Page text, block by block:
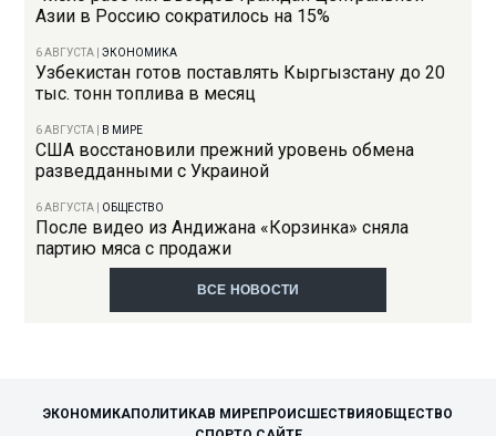
Азии в Россию сократилось на 15%
6 АВГУСТА |ЭКОНОМИКА
Узбекистан готов поставлять Кыргызстану до 20
тыс. тонн топлива в месяц
6 АВГУСТА В МИРЕ
США восстановили прежний уровень обмена
разведданными с Украиной
6 АВГУСТА ОБЩЕСТВО
После видео из Андижана «Корзинка» сняла
партию мяса с продажи
ВСЕ НОВОСТИ
ЭКОНОМИКАПОЛИТИКАВ МИРЕПРОИСШЕСТВИЯ ОБЩЕСТВО